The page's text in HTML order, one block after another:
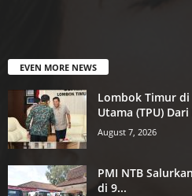
EVEN MORE NEWS
Lombok Timur
Utama (TPU)
August 7, 2026
PMI NTB
di 9...